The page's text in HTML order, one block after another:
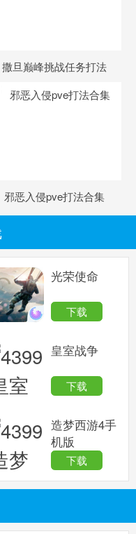
撒旦巅峰挑战任务打法
邪恶入侵pve打法合集
光荣使命
下载
皇室战争
下载
造梦西游4手
机版
下载